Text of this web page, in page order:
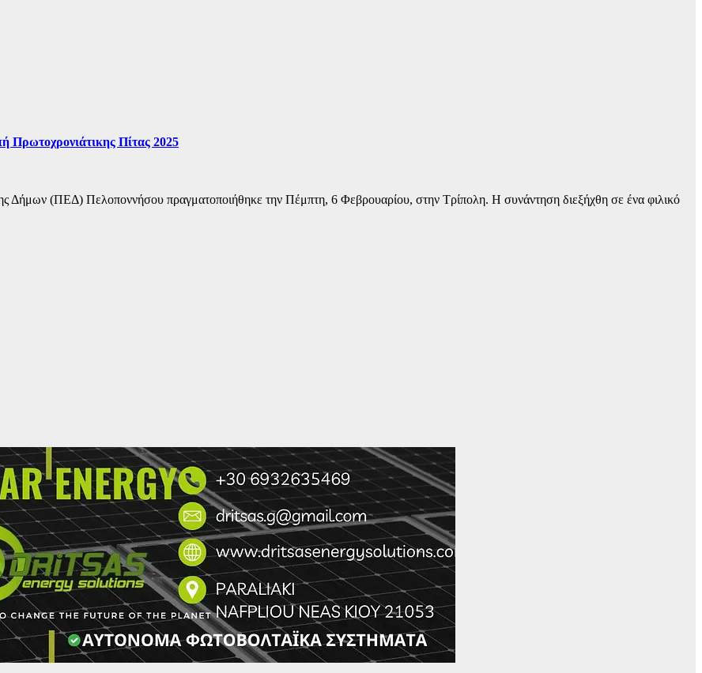
Πρωτοχρονιάτικης Πίτας 2025
Δήμων (ΠΕΔ) Πελοποννήσου πραγματοποιήθηκε την Πέμπτη, 6 Φεβρουαρίου, στην Τρίπολη. Η συνάντηση διεξήχθη σε ένα φιλικό